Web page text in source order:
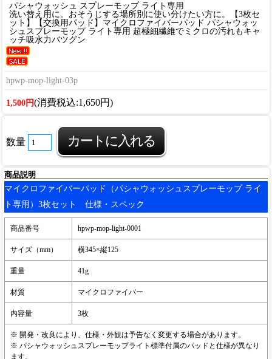
パシャウォッシュ スプレーモップ ライト専用
洗い替え用に。おそうじする場所別に使い分けたい方に。
【3枚セ
ット】【交換用パッド】マイクロファイバーパッド パシャウォッ
シュスプレーモップ ライト専用 超極細繊維でミクロの汚れもキャ
ッチ吸水力バツグン
hpwp-mop-light-03p
1,500円(消費税込:1,650円)
数量
商品説明
マイクロファイバーパッド（パシャウォッシュスプレーモップ ライ
ト専用）3枚セット 仕様・スペック
商品番号 hpwp-mop-light-0001
サイズ（mm） 横345×縦125
重量 41g
材質 マイクロファイバー
内容量 3枚
※ 開発・改良により、仕様・外観は予告なく変更する場合があります。
※ パシャウォッシュスプレーモップライト標準付属のパッドと仕様が異なり
ます。